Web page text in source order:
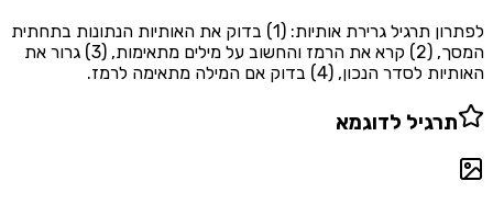
לפתרון תרגיל גרירת אותיות: (1) בדוק את האותיות הנתונות בתחתית
המסך, (2) קרא את הרמז והחשוב על מילים מתאימות, (3) גרור את
האותיות לסדר הנכון, (4) בדוק אם המילה מתאימה לרמז.
תרגיל לדוגמא